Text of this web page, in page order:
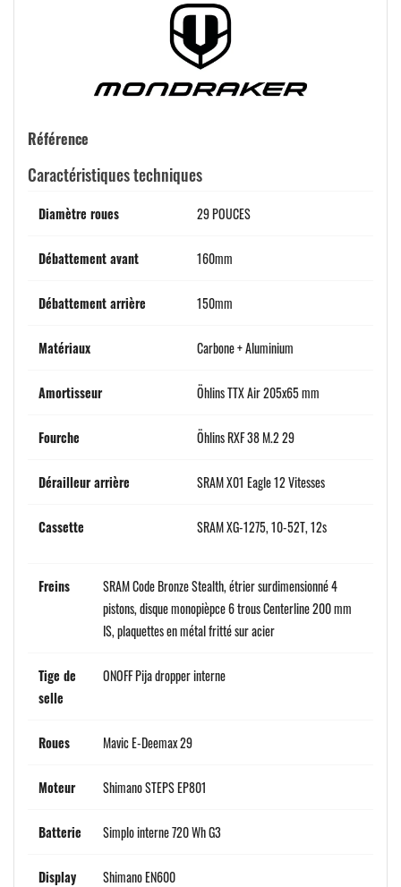
Référence
Caractéristiques techniques
Diamètre roues 29 POUCES
Débattement avant 160mm
Débattement arrière 150mm
Matériaux Carbone + Aluminium
Amortisseur Öhlins TTX Air 205x65 mm
Fourche Öhlins RXF 38 M.2 29
Dérailleur arrière SRAM X01 Eagle 12 Vitesses
Cassette SRAM XG-1275, 10-52T, 12s
Freins
SRAM Code Bronze Stealth, étrier surdimensionné 4
pistons, disque monopièpce 6 trous Centerline 200 mm
IS, plaquettes en métal fritté sur acier
Tige de
selle
ONOFF Pija dropper interne
Roues Mavic E-Deemax 29
Moteur Shimano STEPS EP801
Batterie Simplo interne 720 Wh G3
Display Shimano EN600